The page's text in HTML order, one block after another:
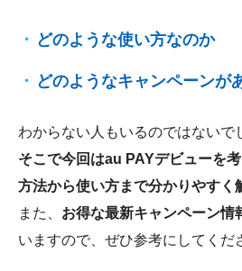
どのような使い方なのか
どのようなキャンペーンが
わからない人もいるのではないで
そこで今回はau PAYデビューを
方法から使い方まで分かりやすく
また、 お得な最新キャンペーン情
いますので、ぜひ参考にしてくだ